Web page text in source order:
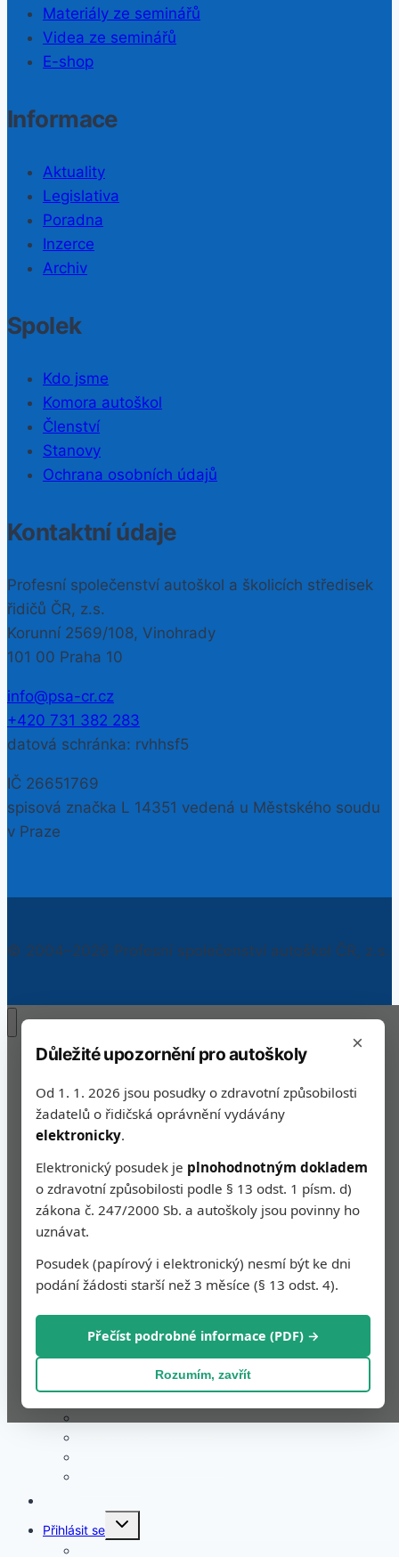
Materiály ze seminářů
Videa ze seminářů
E-shop
Informace
Aktuality
Legislativa
Poradna
Inzerce
Archiv
Spolek
Kdo jsme
Komora autoškol
Členství
Stanovy
Ochrana osobních údajů
Kontaktní údaje
Profesní společenství autoškol a školicích středisek
řidičů ČR, z.s.
Korunní 2569/108, Vinohrady
101 00 Praha 10
info@psa-cr.cz
+420 731 382 283
datová schránka: rvhhsf5
IČ 26651769
spisová značka L 14351 vedená u Městského soudu
v Praze
© 2004–2026 Profesní společenství autoškol ČR, z.s.
×
Důležité upozornění pro autoškoly
Od 1. 1. 2026 jsou posudky o zdravotní způsobilosti
žadatelů o řidičská oprávnění vydávány
elektronicky.
Elektronický posudek je plnohodnotným dokladem
o zdravotní způsobilosti podle § 13 odst. 1 písm. d)
zákona č. 247/2000 Sb. a autoškoly jsou povinny ho
uznávat.
Posudek (papírový i elektronický) nesmí být ke dni
podání žádosti starší než 3 měsíce (§ 13 odst. 4).
Přečíst podrobné informace (PDF) →
Rozumím, zavřít
Semináře
Informace child
menu
Aktuality
Legislativa
Komora autoškol
Archiv
Materiály ze seminářů
Poradna
Zeptat se
Zobrazit dotazy
Výkonný výbor a dokumenty
Historie od roku 2004
E-shop
Přihlásit se
Toggle